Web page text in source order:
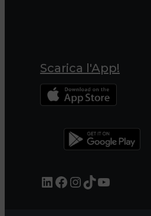
Scarica l'App!
LinkedIn
Facebook
Instagram
TikTok
YouTube